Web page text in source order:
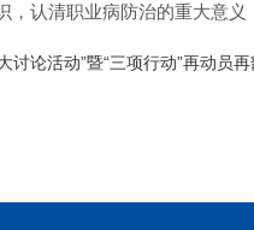
认清职业病防治的重大意
讨论活动”暨“三项行动”再动员